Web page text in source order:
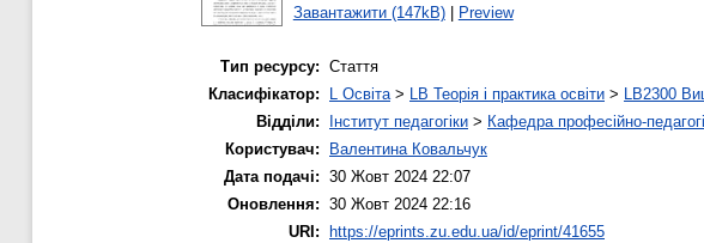
Завантажити (147kB)| Preview
Тип ресурсу: Стаття
Класифікатор:
L Освіта> LB Теорія і практика освіти > LB2300
Відділи:
Інститут педагогіки > Кафедра професійно-
Користувач:
Валентина Ковальчук
Дата подачі: 30 Жовт 2024 22:07
Оновлення: 30 Жовт 2024 22:16
URI:
https://eprints.zu.edu.ua/id/eprint/41655